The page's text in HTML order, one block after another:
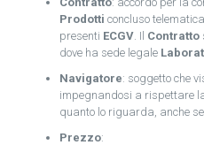
Prodotti concluso
presenti ECGV. Il Contratto
dove ha sede legale
Navigatore: soggetto che
impegnandosi a rispettare
quanto lo riguarda, anche
Prezzo: